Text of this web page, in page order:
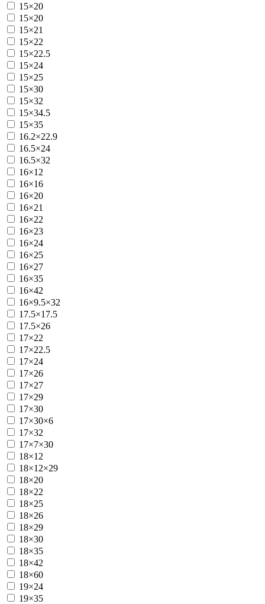
15×20
15×20
15×21
15×22
15×22.5
15×24
15×25
15×30
15×32
15×34.5
15×35
16.2×22.9
16.5×24
16.5×32
16×12
16×16
16×20
16×21
16×22
16×23
16×24
16×25
16×27
16×35
16×42
16×9.5×32
17.5×17.5
17.5×26
17×22
17×22.5
17×24
17×26
17×27
17×29
17×30
17×30×6
17×32
17×7×30
18×12
18×12×29
18×20
18×22
18×25
18×26
18×29
18×30
18×35
18×42
18×60
19×24
19×35